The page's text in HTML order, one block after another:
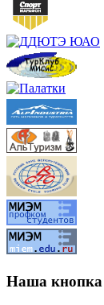
Наша кнопка